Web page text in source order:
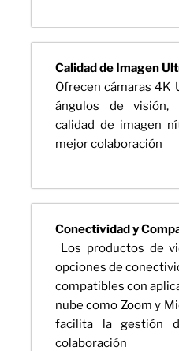
Calidad de Imagen
Ofrecen cámaras 4K
ángulos de visión,
calidad de imagen
mejor colaboración
Conectividad y
Los productos de
opciones de
compatibles con
nube como Zoom y
facilita la gestión
colaboración